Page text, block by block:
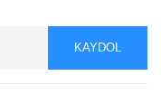
KAYDOL